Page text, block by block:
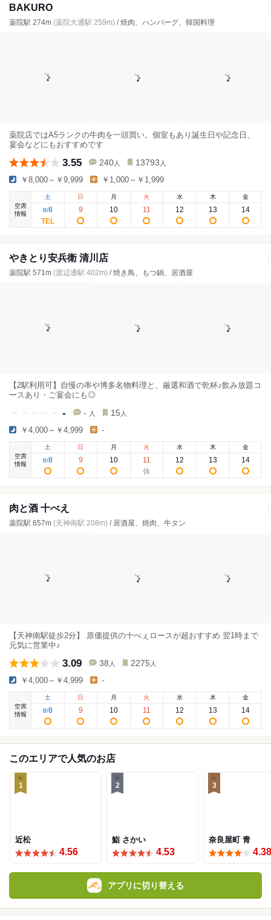
BAKURO
薬院駅 274m (薬院大通駅 259m) / 焼肉、ハンバーグ、韓国料理
薬院店ではA5ランクの牛肉を一頭買い。個室もあり誕生日や記念日、
宴会などにもおすすめです
3.55 240 人 13793 人
￥8,000～￥9,999 ￥1,000～￥1,999
空席
情報
土
8/8
日
9
月
10
火
11
水
12
木
13
金
14
やきとり安兵衛 清川店
薬院駅 571m (渡辺通駅 402m) / 焼き鳥、もつ鍋、居酒屋
【2駅利用可】自慢の串や博多名物料理と、厳選和酒で乾杯♪飲み放題コ
ースあり・ご宴会にも◎
- - 人 15 人
￥4,000～￥4,999 -
空席
情報
土
8/8
日
9
月
10
火
11
水
12
木
13
金
14
肉と酒 十べえ
薬院駅 657m (天神南駅 208m) / 居酒屋、焼肉、牛タン
【天神南駅徒歩2分】 原価提供の十べぇロースが超おすすめ 翌1時まで
元気に営業中♪
3.09 38 人 2275 人
￥4,000～￥4,999 -
空席
情報
土
8/8
日
9
月
10
火
11
水
12
木
13
金
14
このエリアで人気のお店
1
近松
4.56
2
鮨 さかい
4.53
3
奈良屋町 青
4.38
アプリに切り替える